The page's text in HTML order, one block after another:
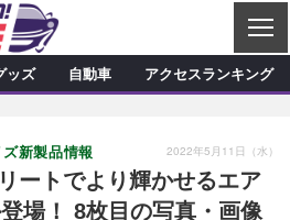
C
L
S
ショップ訪問記
デモカー製作記
カスタマイズ新製品情報
カーグッズ新製品情報
ッズ 自動車 アクセスランキング
ートでより輝かせるエア
場！ 8枚目の写真・画像
新製品情報 2022年5月11日（水）